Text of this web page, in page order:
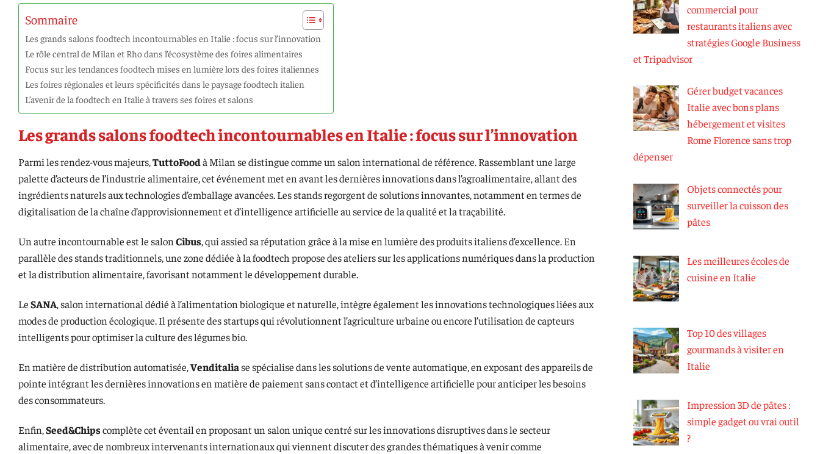
Sommaire
Les grands salons foodtech incontournables en Italie : focus sur l’innovation
Le rôle central de Milan et Rho dans l’écosystème des foires alimentaires
Focus sur les tendances foodtech mises en lumière lors des foires italiennes
Les foires régionales et leurs spécificités dans le paysage foodtech italien
L’avenir de la foodtech en Italie à travers ses foires et salons
Les grands salons foodtech incontournables en Italie : focus sur l’innovation
Parmi les rendez-vous majeurs,TuttoFoodà Milan se distingue comme un salon international de référence. Rassemblant une large
palette d’acteurs de l’industrie alimentaire, cet événement met en avant les dernières innovations dans l’agroalimentaire, allant des
ingrédients naturels aux technologies d’emballage avancées. Les stands regorgent de solutions innovantes, notamment en termes de
digitalisation de la chaîne d’approvisionnement et d’intelligence artificielle au service de la qualité et la traçabilité.
Un autre incontournable est le salon Cibus, qui assied sa réputation grâce à la mise en lumière des produits italiens d’excellence. En
parallèle des stands traditionnels, une zone dédiée à la foodtech propose des ateliers sur les applications numériques dans la production
et la distribution alimentaire, favorisant notamment le développement durable.
LeSANA, salon international dédié à l’alimentation biologique et naturelle, intègre également les innovations technologiques liées aux
modes de production écologique. Il présente des startups qui révolutionnent l’agriculture urbaine ou encore l’utilisation de capteurs
intelligents pour optimiser la culture des légumes bio.
En matière de distribution automatisée,Venditaliase spécialise dans les solutions de vente automatique, en exposant des appareils de
pointe intégrant les dernières innovations en matière de paiement sans contact et d’intelligence artificielle pour anticiper les besoins
des consommateurs.
Enfin,Seed&Chipscomplète cet éventail en proposant un salon unique centré sur les innovations disruptives dans le secteur
alimentaire, avec de nombreux intervenants internationaux qui viennent discuter des grandes thématiques à venir comme
commercial pour
restaurants italiens avec
stratégies Google Business
et Tripadvisor
Gérer budget vacances
Italie avec bons plans
hébergement et visites
Rome Florence sans trop
dépenser
Objets connectés pour
surveiller la cuisson des
pâtes
Les meilleures écoles de
cuisine en Italie
Top 10 des villages
gourmands à visiter en
Italie
Impression 3D de pâtes :
simple gadget ou vrai outil
?